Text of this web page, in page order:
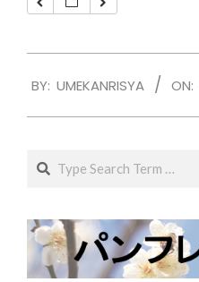
01-
BY: UMEKANRISYA ON:
Search